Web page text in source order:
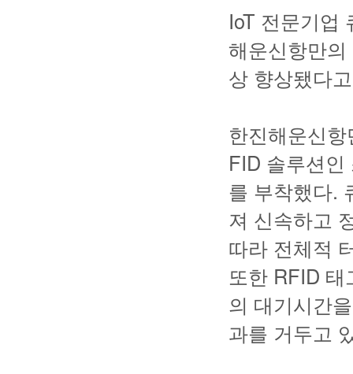
IoT 전문기업
해운신항만
상 향상됐다
한진해운신
FID 솔루션
를 부착했다.
져 신속하고
따라 전체적
또한 RFID
의 대기시간
과를 거두고